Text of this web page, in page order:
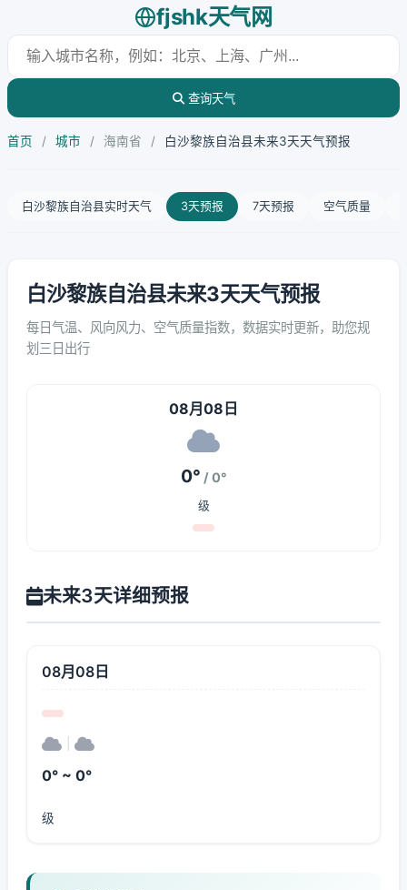
fjshk天气网
查询天气
首页 / 城市 / 海南省 / 白沙黎族自治县未来3天天气预报
白沙黎族自治县实时天气 3天预报 7天预报 空气质量
白沙黎族自治县未来3天天气预报
每日气温、风向风力、空气质量指数，数据实时更新，助您规
划三日出行
08月08日
0° / 0°
级
未来3天详细预报
08月08日
0° ~ 0°
级